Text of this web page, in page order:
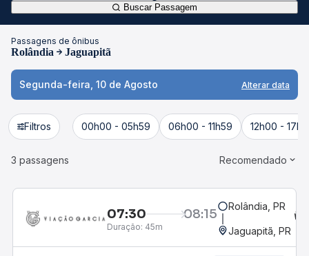
Buscar Passagem
Passagens de ônibus
Rolândia Jaguapitã
Segunda-feira, 10 de Agosto Alterar data
Filtros 00h00 - 05h59 06h00 - 11h59 12h00 -
3 passagens Recomendado
07:30 08:15
Duração: 45m
Rolândia, PR
Jaguapitã, PR